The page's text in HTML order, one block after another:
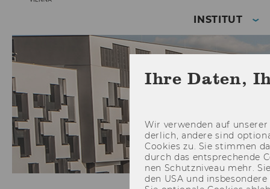
INSTITUT
Ihre Daten,
Wir ver­wen­den auf
der­lich, an­de­re sind
Coo­kies zu. Sie stim­men
durch das ent­spre­chen­de
nen Schutz­ni­veau mehr.
den USA und